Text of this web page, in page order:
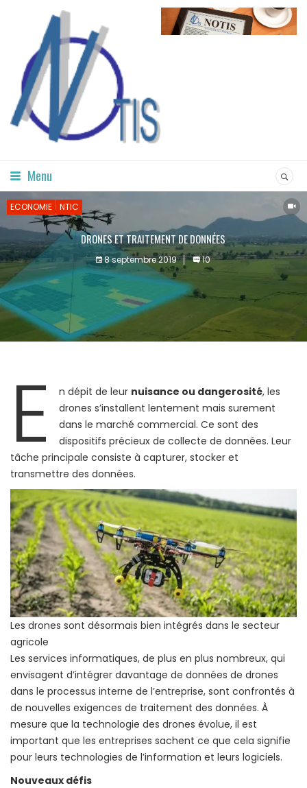
Menu
ECONOMIE NTIC
DRONES ET TRAITEMENT DE DONNÉES
8 septembre 2019 10
E n dépit de leur nuisance ou dangerosité, les
drones s’installent lentement mais surement
dans le marché commercial. Ce sont des
dispositifs précieux de collecte de données. Leur
tâche principale consiste à capturer, stocker et
transmettre des données.
Les drones sont désormais bien intégrés dans le secteur
agricole
Les services informatiques, de plus en plus nombreux, qui
envisagent d’intégrer davantage de données de drones
dans le processus interne de l’entreprise, sont confrontés à
de nouvelles exigences de traitement des données. À
mesure que la technologie des drones évolue, il est
important que les entreprises sachent ce que cela signifie
pour leurs technologies de l’information et leurs logiciels.
Nouveaux défis